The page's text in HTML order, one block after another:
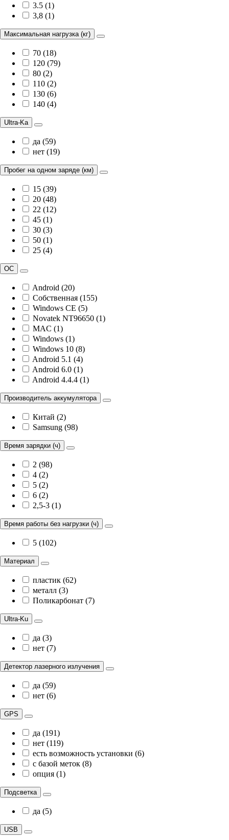
3.5 (1)
3,8 (1)
Максимальная нагрузка (кг)
70 (18)
120 (79)
80 (2)
110 (2)
130 (6)
140 (4)
Ultra-Ka
да (59)
нет (19)
Пробег на одном заряде (км)
15 (39)
20 (48)
22 (12)
45 (1)
30 (3)
50 (1)
25 (4)
ОС
Android (20)
Собственная (155)
Windows CE (5)
Novatek NT96650 (1)
MAC (1)
Windows (1)
Windows 10 (8)
Android 5.1 (4)
Android 6.0 (1)
Android 4.4.4 (1)
Производитель аккумулятора
Китай (2)
Samsung (98)
Время зарядки (ч)
2 (98)
4 (2)
5 (2)
6 (2)
2,5-3 (1)
Время работы без нагрузки (ч)
5 (102)
Материал
пластик (62)
металл (3)
Поликарбонат (7)
Ultra-Ku
да (3)
нет (7)
Детектор лазерного излучения
да (59)
нет (6)
GPS
да (191)
нет (119)
есть возможность установки (6)
с базой меток (8)
опция (1)
Подсветка
да (5)
USB